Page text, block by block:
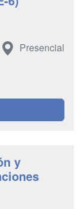
Presencial
y